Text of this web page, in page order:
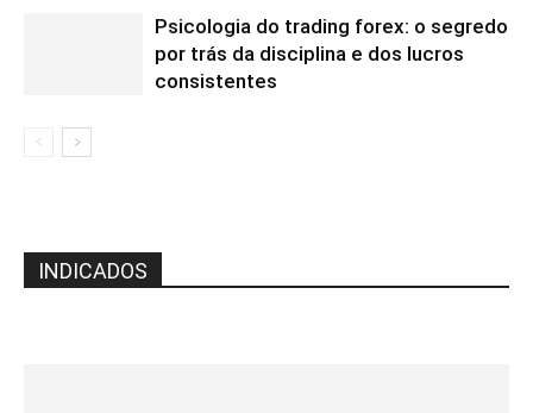
Psicologia do trading forex: o segredo
por trás da disciplina e dos lucros
consistentes
INDICADOS